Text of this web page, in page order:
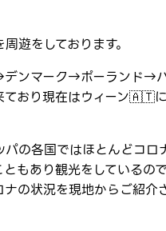
遊をしております。
ンマーク→ポーランド→
おり現在はウィーン🇦🇹
の各国ではほとんどコロ
もあり観光をしているの
の状況を現地からご紹介